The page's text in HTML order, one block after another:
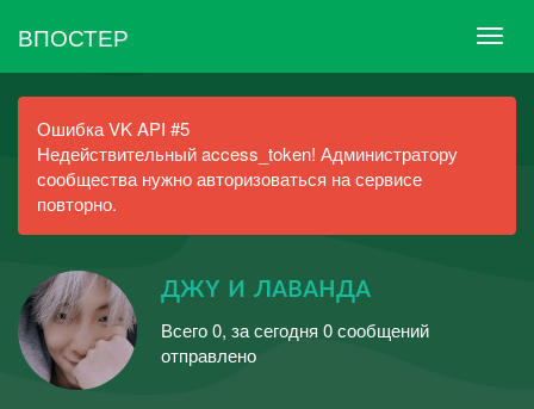
ВПОСТЕР
Ошибка VK API #5
Недействительный access_token! Администратору
сообщества нужно авторизоваться на сервисе
повторно.
джʏ и лᴀвᴀндᴀ
Всего 0, за сегодня 0 сообщений
отправлено